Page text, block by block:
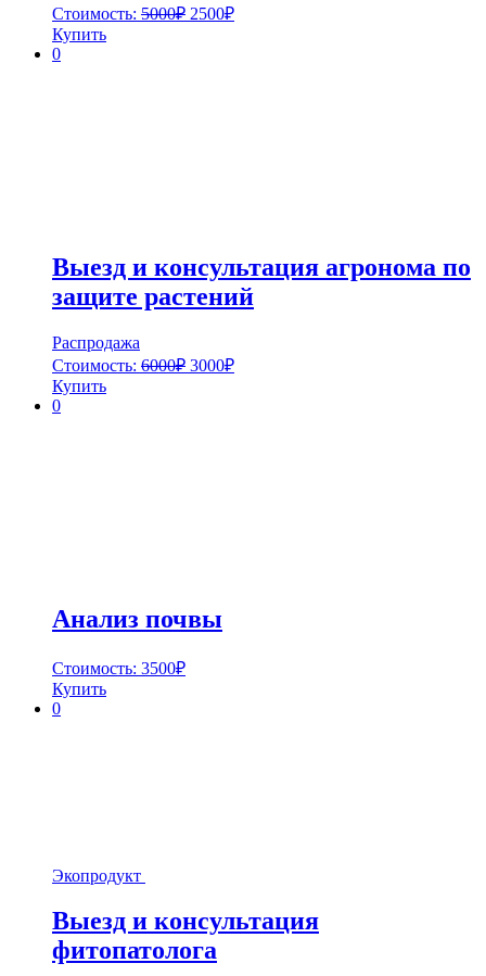
Стоимость: 5000₽ 2500₽
Купить
0
Выезд и консультация агронома по
защите растений
Распродажа
Стоимость: 6000₽ 3000₽
Купить
0
Анализ почвы
Стоимость: 3500₽
Купить
0
Экопродукт
Выезд и консультация
фитопатолога